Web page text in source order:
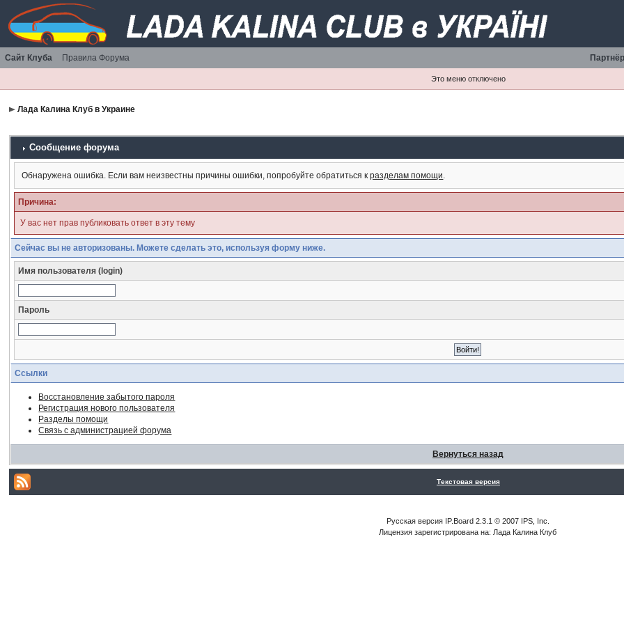
Сайт Клуба Правила Форума
Это меню отключено
Лада Калина Клуб в Украине
Сообщение форума
Обнаружена ошибка. Если вам неизвестны причины ошибки, попробуйте обратиться кразделам помощи.
Причина:
У вас нет прав публиковать ответ в эту тему
Сейчас вы не авторизованы. Можете сделать это, используя форму ниже.
Имя пользователя (login)
Пароль
Ссылки
Восстановление забытого пароля
Регистрация нового пользователя
Разделы помощи
Связь с администрацией форума
Вернуться назад
Текстовая версия
Русская версия IP.Board 2.3.1 © 2007 IPS, Inc.
Лицензия зарегистрирована на: Лада Калина Клуб